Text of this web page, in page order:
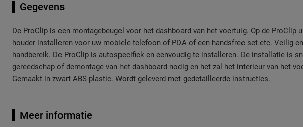
Gegevens
De ProClip is een montagebeugel voor het dashboard van het voertuig. Op de ProClip
houder installeren voor uw mobiele telefoon of PDA of een handsfree set etc. Veilig
handbereik. De ProClip is autospecifiek en eenvoudig te installeren. De installatie is
gereedschap of demontage van het dashboard nodig en het zal het interieur van het
Gemaakt in zwart ABS plastic. Wordt geleverd met gedetailleerde instructies.
Meer informatie